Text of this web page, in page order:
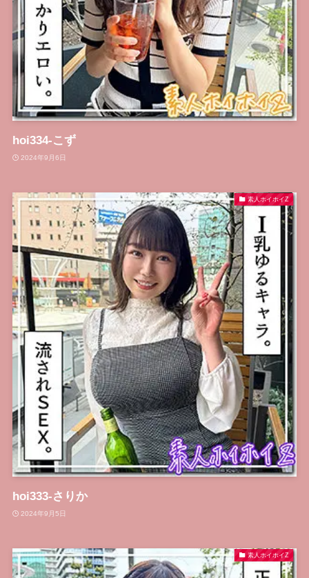
hoi334-こず
2024年9月6日
素人ホイホイZ
hoi333-さりか
2024年9月5日
素人ホイホイZ